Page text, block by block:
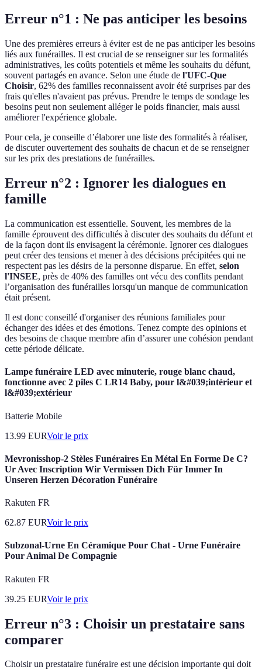
Erreur n°1 : Ne pas anticiper les besoins
Une des premières erreurs à éviter est de ne pas anticiper les besoins
liés aux funérailles. Il est crucial de se renseigner sur les formalités
administratives, les coûts potentiels et même les souhaits du défunt,
souvent partagés en avance. Selon une étude de l'UFC-Que
Choisir, 62% des familles reconnaissent avoir été surprises par des
frais qu'elles n'avaient pas prévus. Prendre le temps de sondage les
besoins peut non seulement alléger le poids financier, mais aussi
améliorer l'expérience globale.
Pour cela, je conseille d’élaborer une liste des formalités à réaliser,
de discuter ouvertement des souhaits de chacun et de se renseigner
sur les prix des prestations de funérailles.
Erreur n°2 : Ignorer les dialogues en
famille
La communication est essentielle. Souvent, les membres de la
famille éprouvent des difficultés à discuter des souhaits du défunt et
de la façon dont ils envisagent la cérémonie. Ignorer ces dialogues
peut créer des tensions et mener à des décisions précipitées qui ne
respectent pas les désirs de la personne disparue. En effet, selon
l'INSEE, près de 40% des familles ont vécu des conflits pendant
l’organisation des funérailles lorsqu'un manque de communication
était présent.
Il est donc conseillé d'organiser des réunions familiales pour
échanger des idées et des émotions. Tenez compte des opinions et
des besoins de chaque membre afin d’assurer une cohésion pendant
cette période délicate.
Lampe funéraire LED avec minuterie, rouge blanc chaud,
fonctionne avec 2 piles C LR14 Baby, pour l&#039;intérieur et
l&#039;extérieur
Batterie Mobile
13.99 EURVoir le prix
Mevronisshop-2 Stèles Funéraires En Métal En Forme De C?
Ur Avec Inscription Wir Vermissen Dich Für Immer In
Unseren Herzen Décoration Funéraire
Rakuten FR
62.87 EURVoir le prix
Subzonal-Urne En Céramique Pour Chat - Urne Funéraire
Pour Animal De Compagnie
Rakuten FR
39.25 EURVoir le prix
Erreur n°3 : Choisir un prestataire sans
comparer
Choisir un prestataire funéraire est une décision importante qui doit